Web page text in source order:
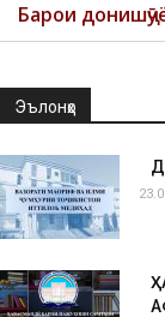
Барои
Эълонҳо